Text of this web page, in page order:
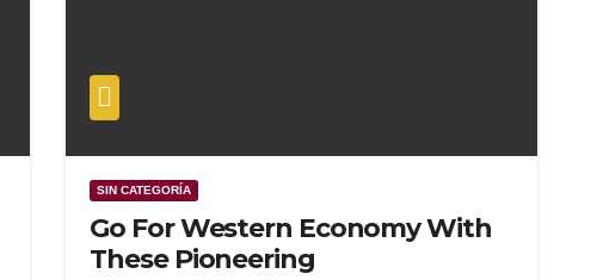
SIN CATEGORÍA
Go For Western Economy With
These Pioneering